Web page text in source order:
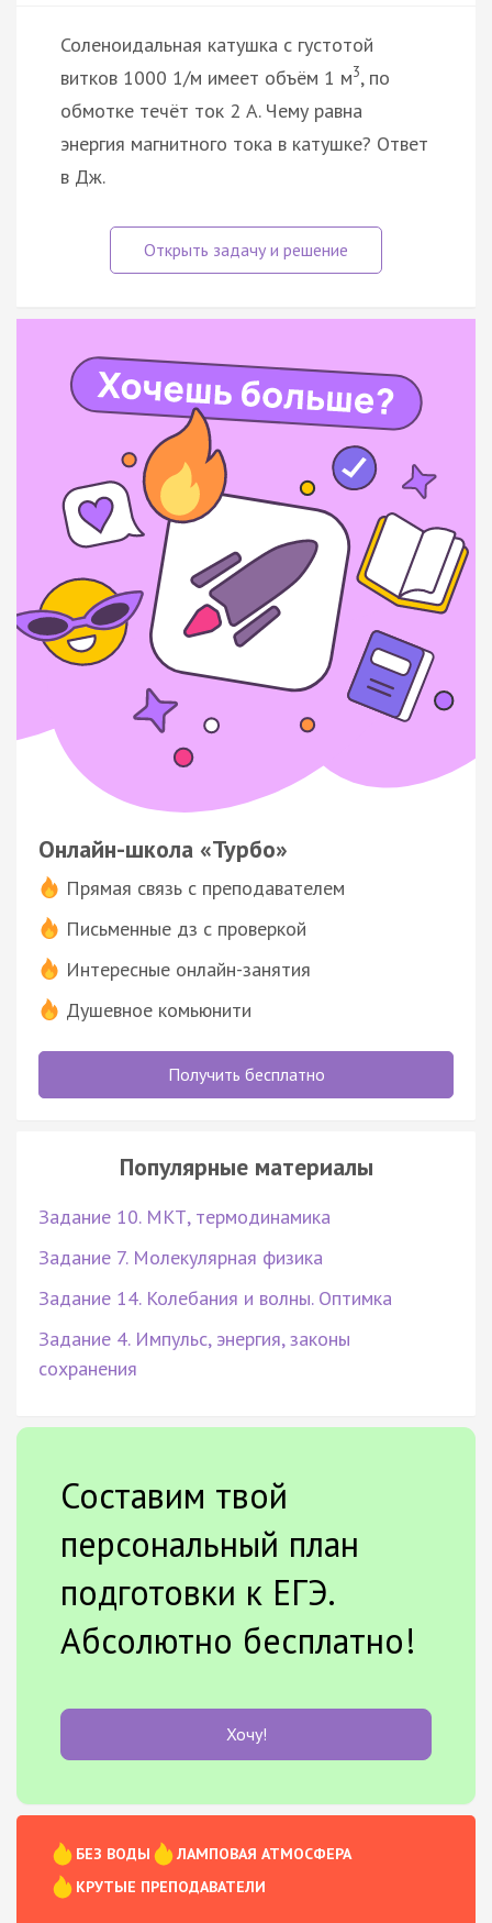
Соленоидальная катушка с густотой
витков 1000 1/м имеет объём 1 м3, по
обмотке течёт ток 2 A. Чему равна
энергия магнитного тока в катушке? Ответ
в Дж.
Онлайн-школа «Турбо»
Прямая связь с преподавателем
Письменные дз с проверкой
Интересные онлайн-занятия
Душевное комьюнити
Получить бесплатно
Популярные материалы
Задание 10. МКТ, термодинамика
Задание 7. Молекулярная физика
Задание 14. Колебания и волны. Оптимка
Задание 4. Импульс, энергия, законы
сохранения
Составим твой
персональный план
подготовки к ЕГЭ.
Абсолютно бесплатно!
Хочу!
БЕЗ ВОДЫ
ЛАМПОВАЯ АТМОСФЕРА
КРУТЫЕ ПРЕПОДАВАТЕЛИ